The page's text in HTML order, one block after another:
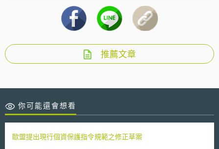
推薦文章
你可能還會想看
歐盟提出現行個資保護指令規範之修正草案